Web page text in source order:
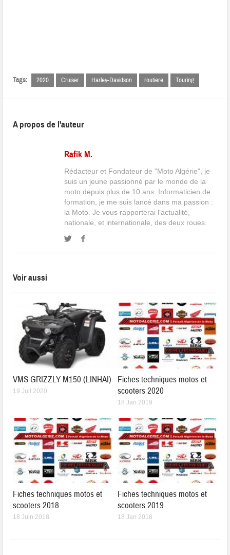
Tags: 2020 Cruiser Harley-Davidson routiere Touring
A propos de l'auteur
Rafik M.
Rédacteur et Fondateur de "Moto Algérie", je
suis un jeune passionné par le monde de la
moto depuis plus de 10 ans. Informaticien de
formation, je me suis lancé dans ma passion :
la Moto. Je vous rapporterai l'actualité,
nationale, et internationale, des deux roues.
Voir aussi
VMS GRIZZLY M150 (LINHAI)
19 Juil 2020
Fiches techniques motos et
scooters 2020
18 Jan 2019
Fiches techniques motos et
scooters 2018
18 Juin 2018
Fiches techniques motos et
scooters 2019
18 Jan 2018